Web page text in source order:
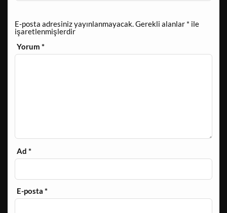
E-posta adresiniz yayınlanmayacak. Gerekli alanlar * ile
işaretlenmişlerdir
Yorum*
Ad*
E-posta*